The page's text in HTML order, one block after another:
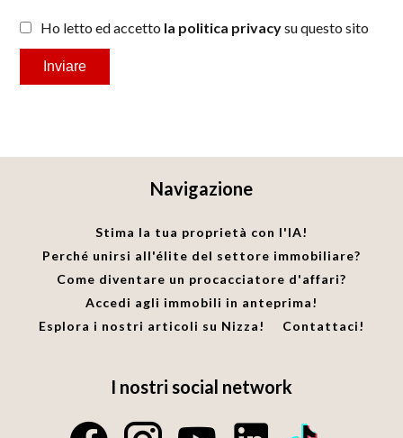
Ho letto ed accetto la politica privacysu questo sito
Inviare
Navigazione
Stima la tua proprietà con l'IA!
Perché unirsi all'élite del settore immobiliare?
Come diventare un procacciatore d'affari?
Accedi agli immobili in anteprima!
Esplora i nostri articoli su Nizza!
Contattaci!
I nostri social network